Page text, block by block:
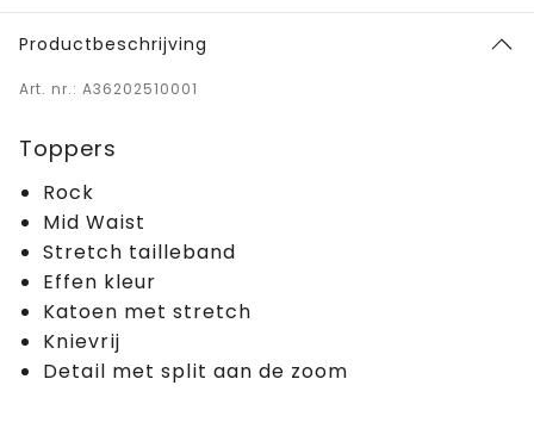
Productbeschrijving
Art. nr.: A36202510001
Toppers
Rock
Mid Waist
Stretch tailleband
Effen kleur
Katoen met stretch
Knievrij
Detail met split aan de zoom